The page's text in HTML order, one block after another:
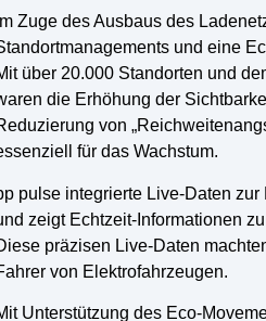
Im Zuge des Ausbaus des
und eine
über 20.000 Standorten und
die Erhöhung der
von
für das Wachstum.
pulse integrierte Live-Daten
zeigt Echtzeit-Informationen
präzisen Live-Daten
von Elektrofahrzeugen.
Unterstützung des Eco-